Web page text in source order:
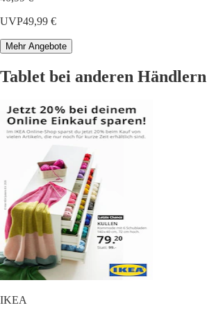
UVP49,99 €
Mehr Angebote
Tablet bei anderen
IKEA